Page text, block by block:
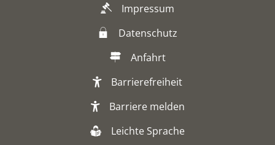
Impressum
Datenschutz
Anfahrt
Barrierefreiheit
Barriere melden
Leichte Sprache